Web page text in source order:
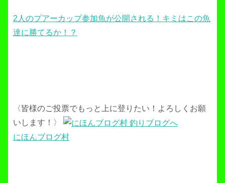
2人のプアーカップ参加魚が公開される！キミはこの魚
達に勝てるか！？
〈皆様のご投票でもっと上に登りたい！よろしくお願
いします！〉
にほんブログ村